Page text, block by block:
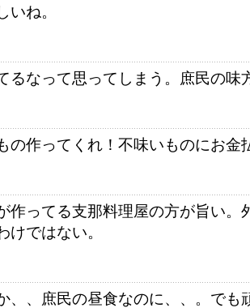
いね。
るなって思ってしまう。庶民の味
の作ってくれ！不味いものにお金
作ってる支那料理屋の方が旨い。
けではない。
、、庶民の昼食なのに、、。でも